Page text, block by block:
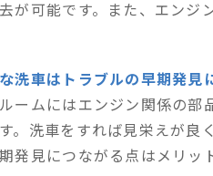
が可能です。また、エンジ
洗車はトラブルの早期発見
ームにはエンジン関係の部
。洗車をすれば見栄えが良
発見につながる点はメリッ